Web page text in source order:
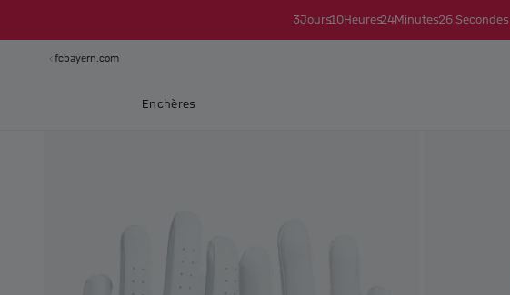
3Jours10Heures24Minutes25 Secondes
fcbayern.com
Enchères